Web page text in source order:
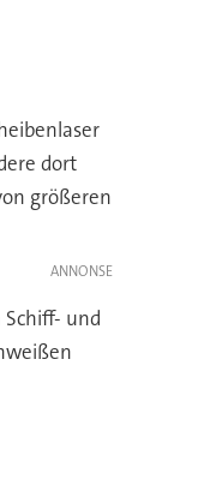
dort
größeren
und